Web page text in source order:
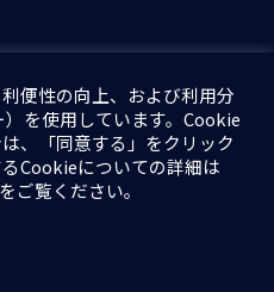
ティ基本方針
All Rights Reserved.
便性の向上、および利用分
を使用しています。Cookie
、「同意する」をクリック
Cookieについての詳細は
ご覧ください。